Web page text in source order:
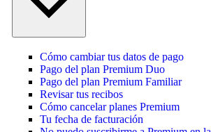
Cómo cambiar tus datos de pago
Pago del plan Premium Duo
Pago del plan Premium Familiar
Revisar tus recibos
Cómo cancelar planes Premium
Tu fecha de facturación